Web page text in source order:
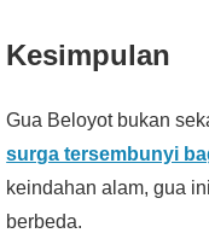
Kesimpulan
Gua Beloyot bukan
surga tersembunyi
keindahan alam, gua
berbeda.